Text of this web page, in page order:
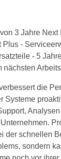
3 Jahre
Plus -
- 5
nächsten
die
Systeme
der schnellen
sondern